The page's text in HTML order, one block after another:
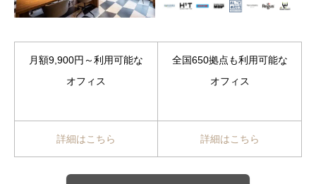
月額9,900円～利用可能な
オフィス
全国650拠点も利用可能な
オフィス
詳細はこちら 詳細はこちら